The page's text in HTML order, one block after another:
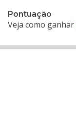
Pontuação
Veja como ganhar